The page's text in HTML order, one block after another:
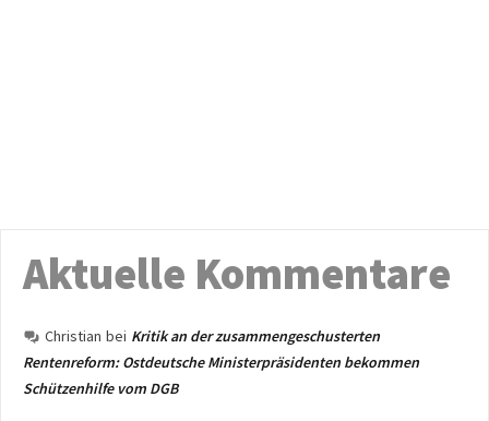
Aktuelle Kommentare
Christian bei Kritik an der zusammengeschusterten
Rentenreform: Ostdeutsche Ministerpräsidenten bekommen
Schützenhilfe vom DGB